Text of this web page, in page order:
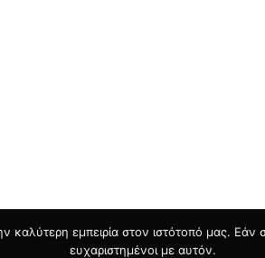
εμπειρία στον ιστότοπό μας. Εάν
ευχαριστημένοι με αυτόν.